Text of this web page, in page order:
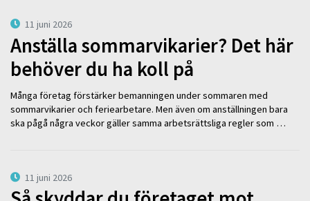
11 juni 2026
Anställa sommarvikarier? Det här
behöver du ha koll på
Många företag förstärker bemanningen under sommaren med
sommarvikarier och feriearbetare. Men även om anställningen bara
ska pågå några veckor gäller samma arbetsrättsliga regler som …
11 juni 2026